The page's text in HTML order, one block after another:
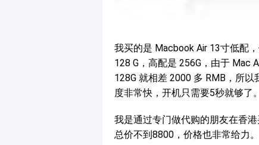
我买的是 Macbook Air 13寸低配
128 G，高配是 256G，由于 Mac
128G 就相差 2000 多 RMB，所
度非常快，开机只需要5秒就够了
我是通过专门做代购的朋友在香
总价不到8800，价格也非常给力。